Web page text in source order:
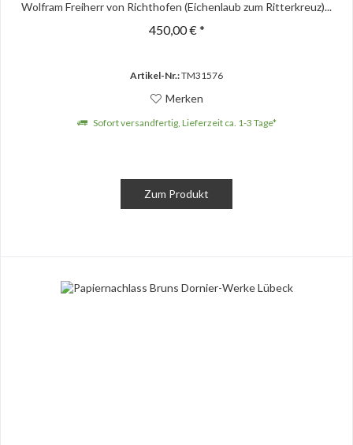
Wolfram Freiherr von Richthofen (Eichenlaub zum Ritterkreuz)...
450,00 € *
Artikel-Nr.:TM31576
Merken
Sofort versandfertig, Lieferzeit ca. 1-3 Tage*
Zum Produkt